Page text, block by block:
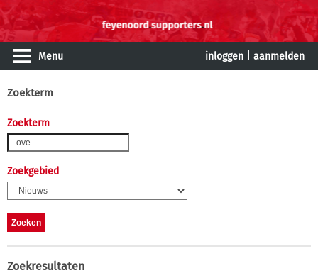
Menu inloggen aanmelden
Zoekterm
Zoekterm
Zoekgebied
Zoekresultaten